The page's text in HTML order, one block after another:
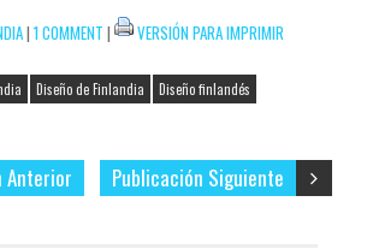
t
| 1 COMMENT | VERSIÓN PARA IMPRIMIR
Diseño de Finlandia Diseño finlandés
Publicación Siguiente
Anterior